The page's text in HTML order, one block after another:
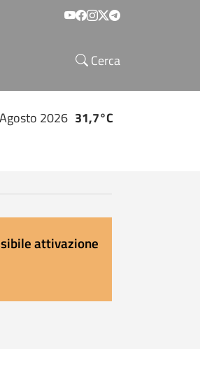
Social menu
Cerca
2026 31,7°C
attivazione